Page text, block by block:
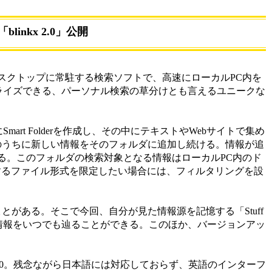
blinkx 2.0」公開
トップに常駐する検索ソフトで、高速にローカルPC内を
ズできる、パーソナル検索の草分けとも言えるユニークな
Folderを作成し、その中にテキストやWebサイトで集め
ちに新しい情報をそのフォルダに追加し続ける。情報が追
このフォルダの検索対象となる情報はローカルPC内のド
ファイル形式を限定したい場合には、フィルタリングを設
がある。そこで今回、自分が見た情報源を記憶する「Stuff
をいつでも辿ることができる。このほか、バージョンアッ
残念ながら日本語には対応しておらず、英語のインターフ